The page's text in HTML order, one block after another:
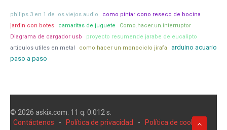
philips 3 en 1 de los viejos audio
como pintar cono reseco de bocina
jardin con botes
camaritas de juguete
Como.hacer.un.interruptor
Diagrama de cargador usb
proyecto resumende jarabe de eucalipto
articulos utiles en metal
como hacer un monociclo jirafa
arduino acuario
paso a paso
© 2026 askix.com. 11 q. 0.012 s.
Contáctenos
- Política de privacidad - Política de cookies